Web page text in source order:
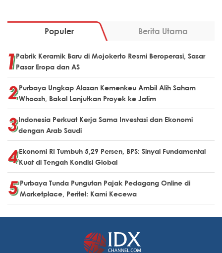
Populer Berita Utama
Pabrik Keramik Baru di Mojokerto Resmi Beroperasi, Sasar
Pasar Eropa dan AS
Purbaya Ungkap Alasan Kemenkeu Ambil Alih Saham
Whoosh, Bakal Lanjutkan Proyek ke Jatim
Indonesia Perkuat Kerja Sama Investasi dan Ekonomi
dengan Arab Saudi
Ekonomi RI Tumbuh 5,29 Persen, BPS: Sinyal Fundamental
Kuat di Tengah Kondisi Global
Purbaya Tunda Pungutan Pajak Pedagang Online di
Marketplace, Peritel: Kami Kecewa